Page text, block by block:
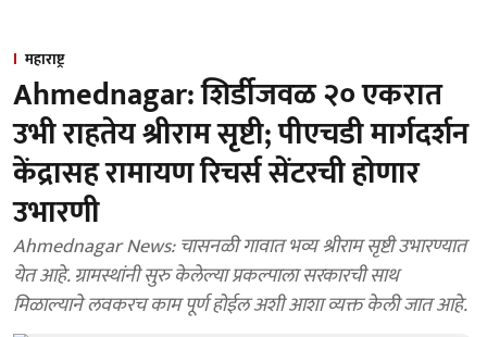
महाराष्ट्र
Ahmednagar: शिर्डीजवळ २० एकरात
उभी राहतेय श्रीराम सृष्टी; पीएचडी मार्गदर्शन
केंद्रासह रामायण रिचर्स सेंटरची होणार
उभारणी
Ahmednagar News: चासनळी गावात भव्य श्रीराम सृष्टी उभारण्यात
येत आहे. ग्रामस्थांनी सुरु केलेल्या प्रकल्पाला सरकारची साथ
मिळाल्याने लवकरच काम पूर्ण होईल अशी आशा व्यक्त केली जात आहे.